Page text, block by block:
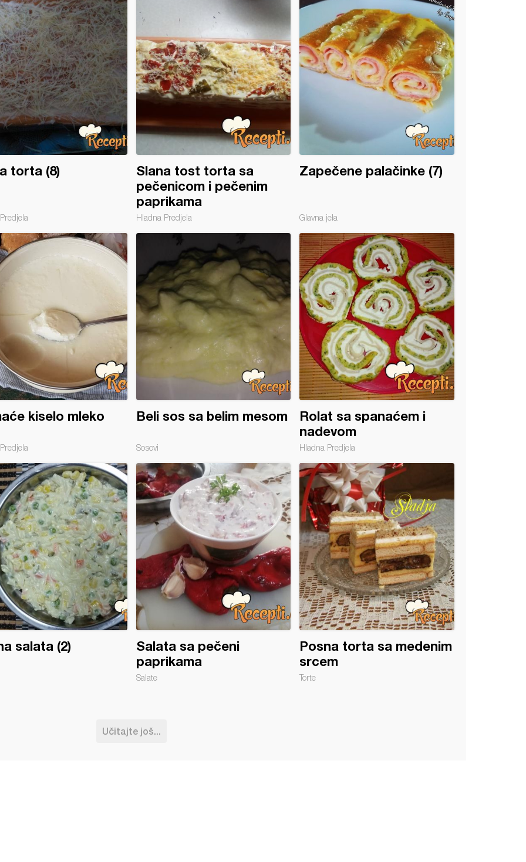
torta (8)
Slana tost torta sa
pečenicom i pečenim
paprikama
Hladna Predjela
Zapečene palačinke (7)
Glavna jela
kiselo mleko Beli sos sa belim mesom
Sosovi
Rolat sa spanaćem i
nadevom
Hladna Predjela
salata (2)
Salata sa pečeni
paprikama
Salate
Posna torta sa medenim
srcem
Torte
Učitajte još...